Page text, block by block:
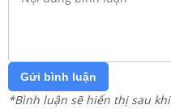
Gửi bình luận
*Bình luận sẽ hiển thị sau